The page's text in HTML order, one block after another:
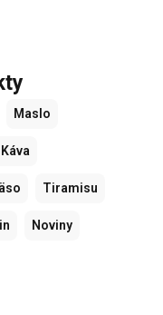
Maslo
Káva
Tiramisu
Noviny